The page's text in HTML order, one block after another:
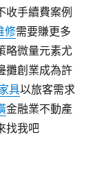
收手續費案例
修需要賺更多
略微量元素尤
攤創業成為許
具以旅客需求
金融業不動產
找我吧